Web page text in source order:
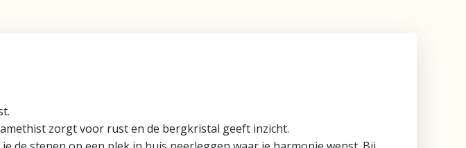
zorgt voor rust en de bergkristal geeft inzicht.